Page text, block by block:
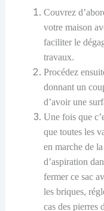
Couvrez
votre maison
faciliter le
travaux.
Procédez
donnant un
d’avoir une
Une fois que
que toutes les
en marche de
d’aspiration
fermer ce sac
les briques,
cas des pierres